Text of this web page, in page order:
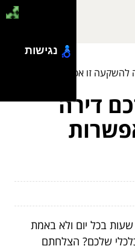
זו אפשרות טובה?
דירה
בכל יום ולא באמת
שלכם? הצלחתם
נגישות